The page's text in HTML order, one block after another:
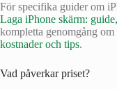
För specifika guider om
Laga iPhone skärm:
kompletta genomgång om
kostnader och tips.
Vad påverkar priset?